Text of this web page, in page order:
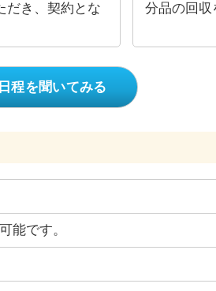
だき、契約とな
分品の回収
程を聞いてみる
能です。